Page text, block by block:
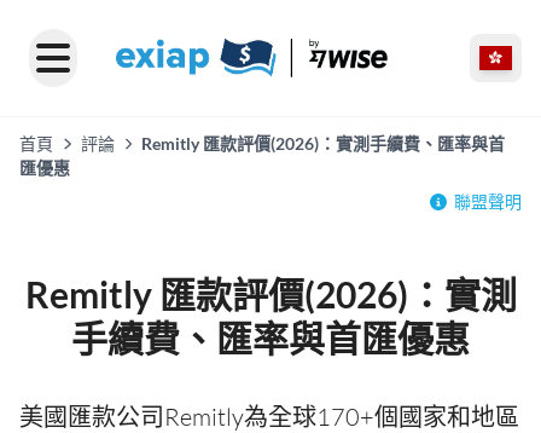
首頁 評論
Remitly 匯款評價(2026)：實測手續費、匯率與首
匯優惠
聯盟聲明
Remitly 匯款評價(2026)：實測
手續費、匯率與首匯優惠
美國匯款公司Remitly為全球170+個國家和地區